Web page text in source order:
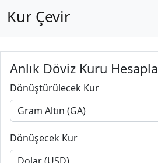
Kur Çevir
Anlık Döviz Kuru Hesapla
Dönüştürülecek Kur
Dönüşecek Kur